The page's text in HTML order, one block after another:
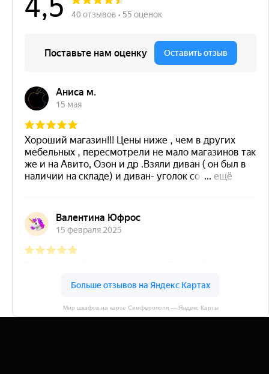
Мир шкафов на карте Симферополя — Яндекс Карты